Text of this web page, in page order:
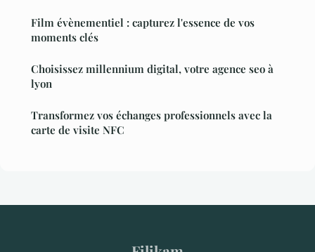
Film évènementiel : capturez l'essence de vos
moments clés
Choisissez millennium digital, votre agence seo à
lyon
Transformez vos échanges professionnels avec la
carte de visite NFC